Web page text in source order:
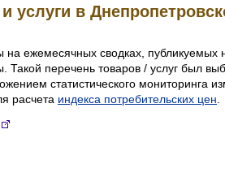
услуги в
ежемесячных сводках, публикуемых
Такой перечень товаров / услуг был
статистического мониторинга
расчета индекса потребительских цен